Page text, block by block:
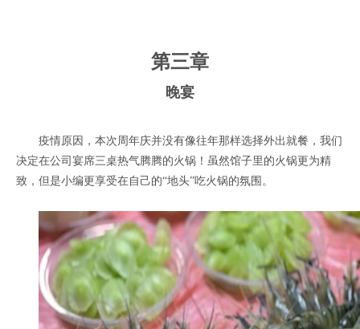
第三章
晚宴
疫情原因，本次周年庆并没有像往年那样选择外出就餐，我们
决定在公司宴席三桌热气腾腾的火锅！虽然馆子里的火锅更为精
致，但是小编更享受在自己的“地头”吃火锅的氛围。